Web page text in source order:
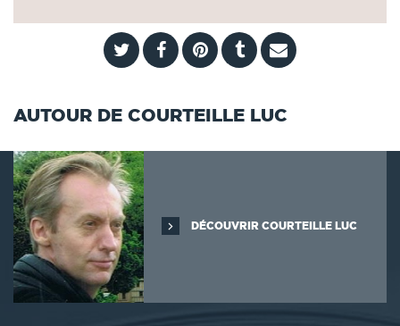
AUTOUR DE COURTEILLE LUC
DÉCOUVRIR COURTEILLE LUC